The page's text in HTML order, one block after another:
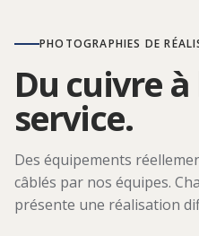
PHOTOGRAPHIES DE
Du cuivre
service.
Des équipements
câblés par nos équipes.
présente une réalisation